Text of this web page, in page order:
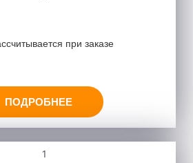
при заказе
ПОДРОБНЕЕ